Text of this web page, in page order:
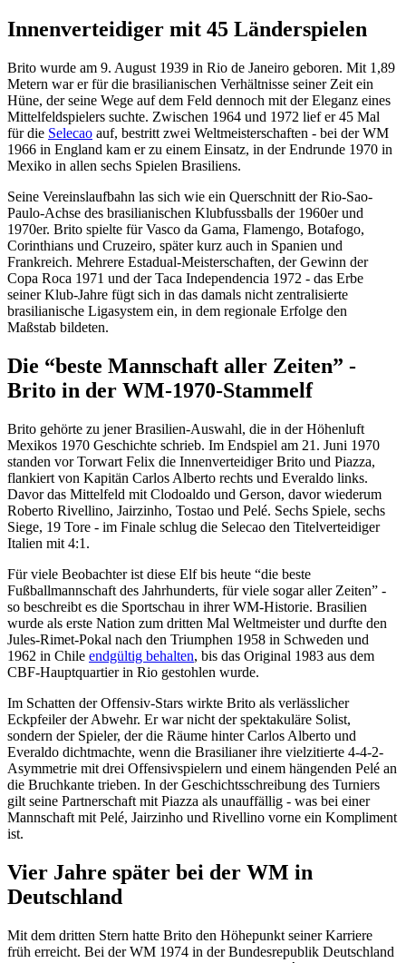
Innenverteidiger mit 45 Länderspielen
Brito wurde am 9. August 1939 in Rio de Janeiro geboren. Mit 1,89
Metern war er für die brasilianischen Verhältnisse seiner Zeit ein
Hüne, der seine Wege auf dem Feld dennoch mit der Eleganz eines
Mittelfeldspielers suchte. Zwischen 1964 und 1972 lief er 45 Mal
für die Selecao auf, bestritt zwei Weltmeisterschaften - bei der WM
1966 in England kam er zu einem Einsatz, in der Endrunde 1970 in
Mexiko in allen sechs Spielen Brasiliens.
Seine Vereinslaufbahn las sich wie ein Querschnitt der Rio-Sao-
Paulo-Achse des brasilianischen Klubfussballs der 1960er und
1970er. Brito spielte für Vasco da Gama, Flamengo, Botafogo,
Corinthians und Cruzeiro, später kurz auch in Spanien und
Frankreich. Mehrere Estadual-Meisterschaften, der Gewinn der
Copa Roca 1971 und der Taca Independencia 1972 - das Erbe
seiner Klub-Jahre fügt sich in das damals nicht zentralisierte
brasilianische Ligasystem ein, in dem regionale Erfolge den
Maßstab bildeten.
Die “beste Mannschaft aller Zeiten” -
Brito in der WM-1970-Stammelf
Brito gehörte zu jener Brasilien-Auswahl, die in der Höhenluft
Mexikos 1970 Geschichte schrieb. Im Endspiel am 21. Juni 1970
standen vor Torwart Felix die Innenverteidiger Brito und Piazza,
flankiert von Kapitän Carlos Alberto rechts und Everaldo links.
Davor das Mittelfeld mit Clodoaldo und Gerson, davor wiederum
Roberto Rivellino, Jairzinho, Tostao und Pelé. Sechs Spiele, sechs
Siege, 19 Tore - im Finale schlug die Selecao den Titelverteidiger
Italien mit 4:1.
Für viele Beobachter ist diese Elf bis heute “die beste
Fußballmannschaft des Jahrhunderts, für viele sogar aller Zeiten” -
so beschreibt es die Sportschau in ihrer WM-Historie. Brasilien
wurde als erste Nation zum dritten Mal Weltmeister und durfte den
Jules-Rimet-Pokal nach den Triumphen 1958 in Schweden und
1962 in Chile endgültig behalten, bis das Original 1983 aus dem
CBF-Hauptquartier in Rio gestohlen wurde.
Im Schatten der Offensiv-Stars wirkte Brito als verlässlicher
Eckpfeiler der Abwehr. Er war nicht der spektakuläre Solist,
sondern der Spieler, der die Räume hinter Carlos Alberto und
Everaldo dichtmachte, wenn die Brasilianer ihre vielzitierte 4-4-2-
Asymmetrie mit drei Offensivspielern und einem hängenden Pelé an
die Bruchkante trieben. In der Geschichtsschreibung des Turniers
gilt seine Partnerschaft mit Piazza als unauffällig - was bei einer
Mannschaft mit Pelé, Jairzinho und Rivellino vorne ein Kompliment
ist.
Vier Jahre später bei der WM in
Deutschland
Mit dem dritten Stern hatte Brito den Höhepunkt seiner Karriere
früh erreicht. Bei der WM 1974 in der Bundesrepublik Deutschland